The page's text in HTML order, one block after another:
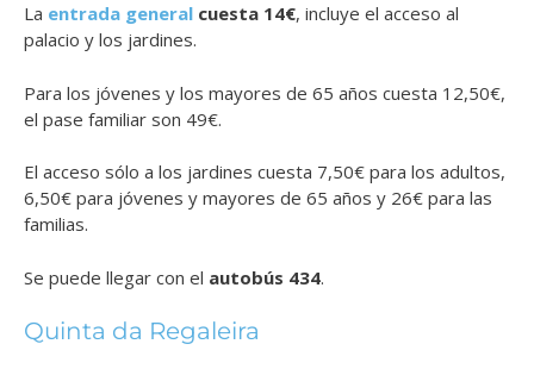
La entrada general cuesta 14€, incluye el acceso al
palacio y los jardines.
Para los jóvenes y los mayores de 65 años cuesta 12,50€,
el pase familiar son 49€.
El acceso sólo a los jardines cuesta 7,50€ para los adultos,
6,50€ para jóvenes y mayores de 65 años y 26€ para las
familias.
Se puede llegar con el autobús 434.
Quinta da Regaleira